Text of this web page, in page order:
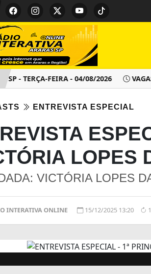
- TERÇA-FEIRA - 04/08/2026 VAGAS
ENTREVISTA ESPECIAL
LOPES
VICTÓRIA LOPES
INTERATIVA ONLINE 15/12/2025 13:20